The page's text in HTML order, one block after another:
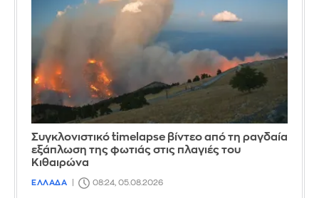
Συγκλονιστικό timelapse βίντεο από τη ραγδαία
εξάπλωση της φωτιάς στις πλαγιές του
Κιθαιρώνα
ΕΛΛΑΔΑ 08:24, 05.08.2026